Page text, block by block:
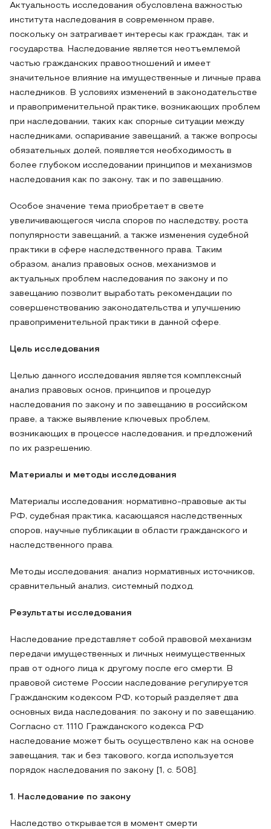
Актуальность исследования обусловлена важностью
института наследования в современном праве,
поскольку он затрагивает интересы как граждан, так и
государства. Наследование является неотъемлемой
частью гражданских правоотношений и имеет
значительное влияние на имущественные и личные права
наследников. В условиях изменений в законодательстве
и правоприменительной практике, возникающих проблем
при наследовании, таких как спорные ситуации между
наследниками, оспаривание завещаний, а также вопросы
обязательных долей, появляется необходимость в
более глубоком исследовании принципов и механизмов
наследования как по закону, так и по завещанию.
Особое значение тема приобретает в свете
увеличивающегося числа споров по наследству, роста
популярности завещаний, а также изменения судебной
практики в сфере наследственного права. Таким
образом, анализ правовых основ, механизмов и
актуальных проблем наследования по закону и по
завещанию позволит выработать рекомендации по
совершенствованию законодательства и улучшению
правоприменительной практики в данной сфере.
Цель исследования
Целью данного исследования является комплексный
анализ правовых основ, принципов и процедур
наследования по закону и по завещанию в российском
праве, а также выявление ключевых проблем,
возникающих в процессе наследования, и предложений
по их разрешению.
Материалы и методы исследования
Материалы исследования: нормативно-правовые акты
РФ, судебная практика, касающаяся наследственных
споров, научные публикации в области гражданского и
наследственного права.
Методы исследования: анализ нормативных источников,
сравнительный анализ, системный подход.
Результаты исследования
Наследование представляет собой правовой механизм
передачи имущественных и личных неимущественных
прав от одного лица к другому после его смерти. В
правовой системе России наследование регулируется
Гражданским кодексом РФ, который разделяет два
основных вида наследования: по закону и по завещанию.
Согласно ст. 1110 Гражданского кодекса РФ
наследование может быть осуществлено как на основе
завещания, так и без такового, когда используется
порядок наследования по закону [1, с. 508].
1. Наследование по закону
Наследство открывается в момент смерти